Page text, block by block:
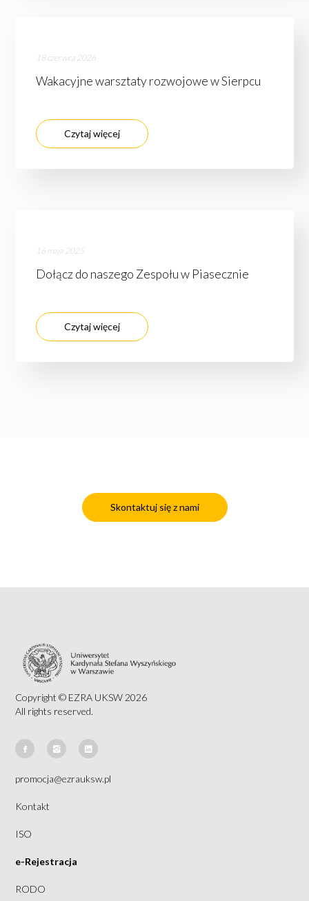
18 czerwca 2026
Wakacyjne warsztaty rozwojowe w Sierpcu
Czytaj więcej
16 maja 2025
Dołącz do naszego Zespołu w Piasecznie
Czytaj więcej
Skontaktuj się z nami
Copyright © EZRA UKSW 2026
All rights reserved.
promocja@ezrauksw.pl
Kontakt
ISO
e-Rejestracja
RODO